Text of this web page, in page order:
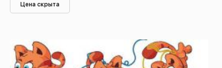
Цена скрыта